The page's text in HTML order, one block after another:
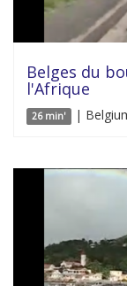
Belges du
l'Afrique
26 min' |